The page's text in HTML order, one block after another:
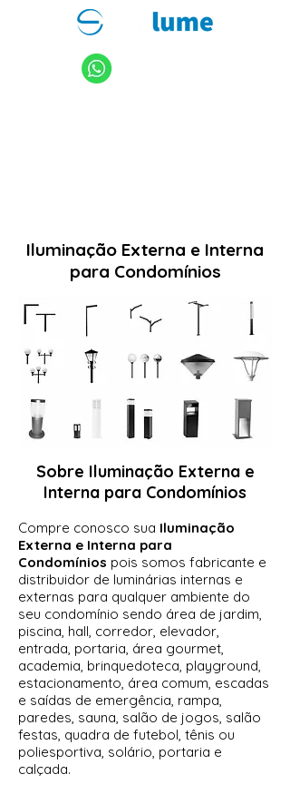
Iluminação Externa e Interna
para Condomínios
Sobre Iluminação Externa e
Interna para Condomínios
Compre conosco sua Iluminação
Externa e Interna para
Condomínios pois somos fabricante e
distribuidor de luminárias internas e
externas para qualquer ambiente do
seu condomínio sendo área de jardim,
piscina, hall, corredor, elevador,
entrada, portaria, área gourmet,
academia, brinquedoteca, playground,
estacionamento, área comum, escadas
e saídas de emergência, rampa,
paredes, sauna, salão de jogos, salão
festas, quadra de futebol, tênis ou
poliesportiva, solário, portaria e
calçada.